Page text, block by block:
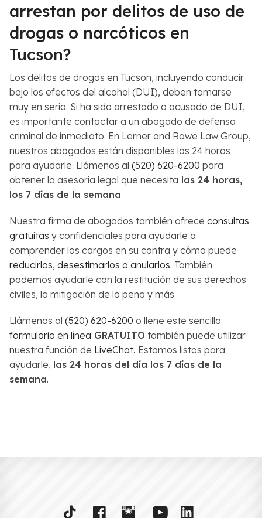
arrestan por delitos de uso de
drogas o narcóticos en
Tucson?
Los delitos de drogas en Tucson, incluyendo conducir
bajo los efectos del alcohol (DUI), deben tomarse
muy en serio. Si ha sido arrestado o acusado de DUI,
es importante contactar a un abogado de defensa
criminal de inmediato. En Lerner and Rowe Law Group,
nuestros abogados están disponibles las 24 horas
para ayudarle. Llámenos al (520) 620-6200 para
obtener la asesoría legal que necesita las 24 horas,
los 7 días de la semana.
Nuestra firma de abogados también ofrece consultas
gratuitas y confidenciales para ayudarle a
comprender los cargos en su contra y cómo puede
reducirlos, desestimarlos o anularlos. También
podemos ayudarle con la restitución de sus derechos
civiles, la mitigación de la pena y más.
Llámenos al (520) 620-6200 o llene este sencillo
formulario en línea GRATUITO también puede utilizar
nuestra función de LiveChat. Estamos listos para
ayudarle, las 24 horas del día los 7 días de la
semana.